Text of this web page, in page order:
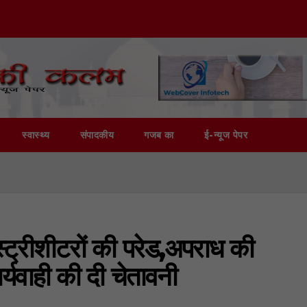
स्वास्थ्य संपादकीय गजब का ई-न्यूज पेपर
की परेड,अपराध की
की दी चेतावनी